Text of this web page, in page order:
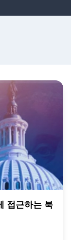
접근하는 북